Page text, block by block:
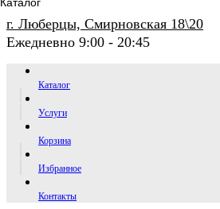
г. Люберцы, Смирновская 18\20
Ежедневно 9:00 - 20:45
Каталог
Услуги
Корзина
Избранное
Контакты